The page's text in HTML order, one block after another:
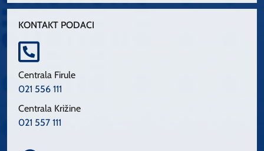
KONTAKT PODACI
Centrala Firule
021 556 111
Centrala Križine
021 557 111